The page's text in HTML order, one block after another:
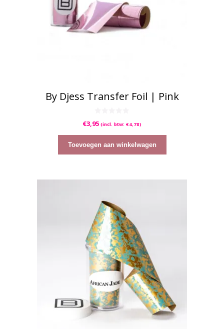
By Djess Transfer Foil | Pink
v
5
€3,95 (incl. btw: €4,78)
Toevoegen aan winkelwagen